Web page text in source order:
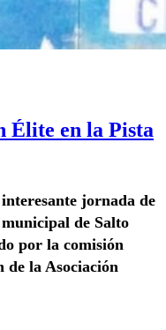
Élite en la Pista
jornada de
de Salto
por la comisión
de la Asociación